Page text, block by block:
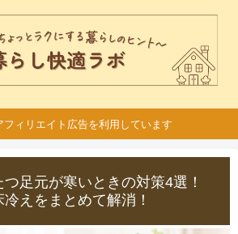
フィリエイト広告を利用しています
足元が寒いときの対策4選！
えをまとめて解消！